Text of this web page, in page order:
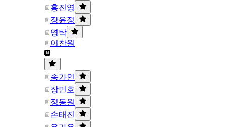
홍진영
장윤정
영탁
이찬원
송가인
장민호
정동원
손태진